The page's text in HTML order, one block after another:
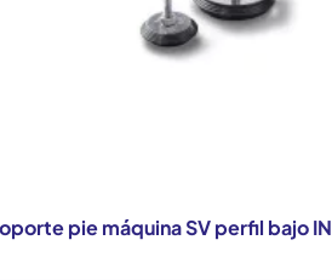
pie máquina SV perfil bajo